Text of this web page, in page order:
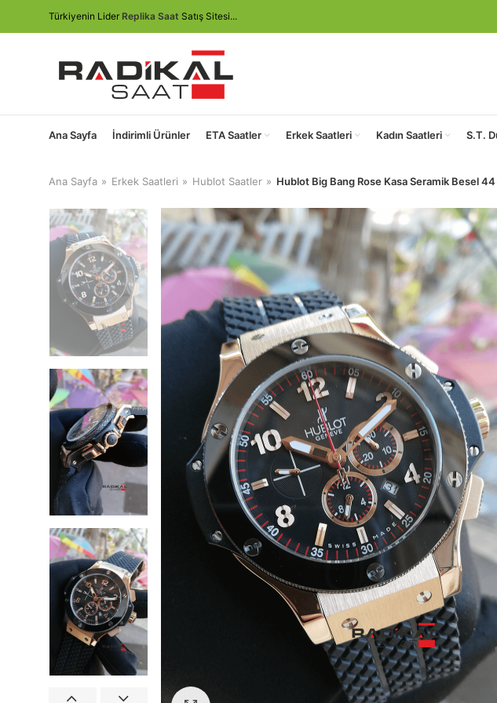
Türkiyenin Lider Replika Saat Satış Sitesi...
Ana Sayfa İndirimli Ürünler ETA Saatler Erkek Saatleri Kadın Saatleri S.T.
Ana Sayfa Erkek Saatleri Hublot Saatler Hublot Big Bang Rose Kasa Seramik Besel